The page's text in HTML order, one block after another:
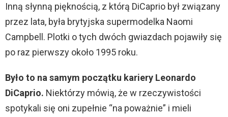
Inną słynną pięknością, z którą DiCaprio był związany
przez lata, była brytyjska supermodelka Naomi
Campbell. Plotki o tych dwóch gwiazdach pojawiły się
po raz pierwszy około 1995 roku.
Było to na samym początku kariery Leonardo
DiCaprio. Niektórzy mówią, że w rzeczywistości
spotykali się oni zupełnie “na poważnie” i mieli